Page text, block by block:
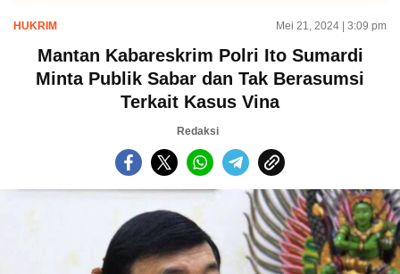
HUKRIM Mei 21, 2024 | 3:09 pm
Mantan Kabareskrim Polri Ito Sumardi
Minta Publik Sabar dan Tak Berasumsi
Terkait Kasus Vina
Redaksi